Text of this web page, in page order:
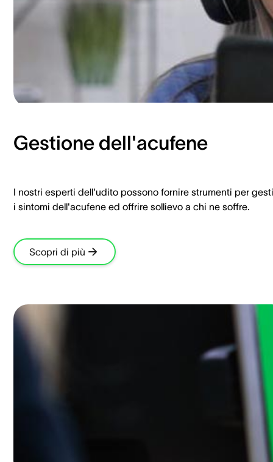
Gestione dell'acufene
I nostri esperti dell'udito possono fornire strumenti per
i sintomi dell'acufene ed offrire sollievo a chi ne soffre.
Scopri di più